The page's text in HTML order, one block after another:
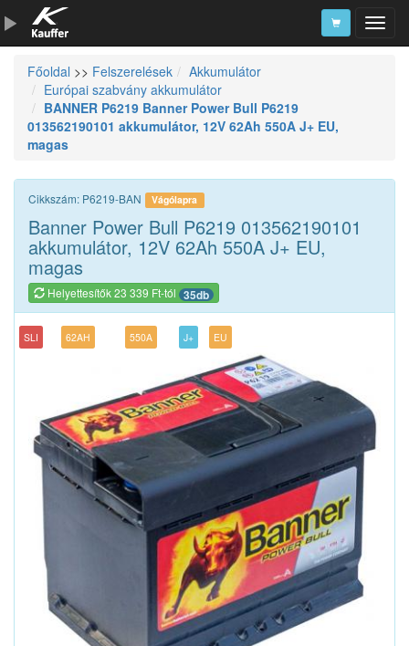
Szerszámkatalógus
Kosár
Alkatrészek
Főoldal >> Felszerelések
Akkumulátor
Európai szabvány akkumulátor
BANNER P6219 Banner Power Bull P6219
013562190101 akkumulátor, 12V 62Ah 550A J+ EU,
magas
Cikkszám: P6219-BAN Vágólapra
Banner Power Bull P6219 013562190101
akkumulátor, 12V 62Ah 550A J+ EU,
magas
Helyettesítők 23 339 Ft-tól 35db
SLI 62AH 550A J+ EU